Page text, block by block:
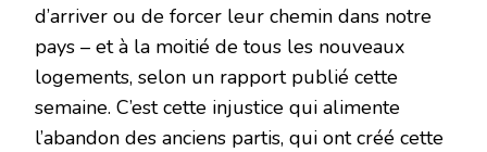
d’arriver ou de forcer leur chemin dans notre
pays – et à la moitié de tous les nouveaux
logements, selon un rapport publié cette
semaine. C’est cette injustice qui alimente
l’abandon des anciens partis, qui ont créé cette